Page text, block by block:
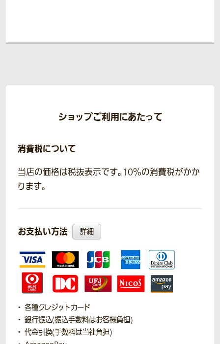
ショップご利用にあたって
消費税について
当店の価格は税抜表示です。10％の消費税がかか
ります。
お支払い方法 詳細
各種クレジットカード
銀行振込(振込手数料はお客様負担)
代金引換(手数料は当社負担)